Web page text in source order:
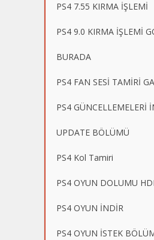
PS4 7.55 KIRMA İŞLEMİ
PS4 9.0 KIRMA İŞLEMİ
BURADA
PS4 FAN SESİ TAMİRİ
PS4 GÜNCELLEMELERİ
UPDATE BÖLÜMÜ
PS4 Kol Tamiri
PS4 OYUN DOLUMU
PS4 OYUN İNDİR
PS4 OYUN İSTEK